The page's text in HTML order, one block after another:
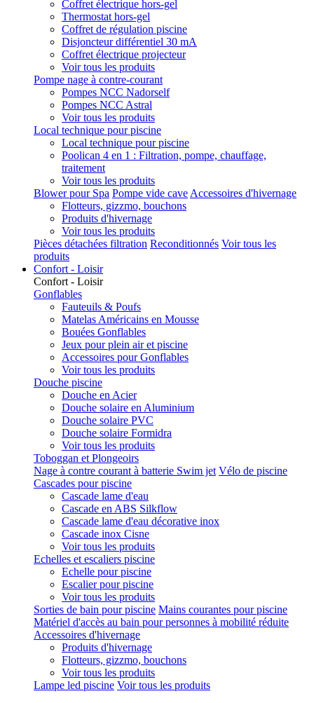
Coffret électrique hors-gel
Thermostat hors-gel
Coffret de régulation piscine
Disjoncteur différentiel 30 mA
Coffret électrique projecteur
Voir tous les produits
Pompe nage à contre-courant
Pompes NCC Nadorself
Pompes NCC Astral
Voir tous les produits
Local technique pour piscine
Local technique pour piscine
Poolican 4 en 1 : Filtration, pompe, chauffage,
traitement
Voir tous les produits
Blower pour Spa Pompe vide cave Accessoires d'hivernage
Flotteurs, gizzmo, bouchons
Produits d'hivernage
Voir tous les produits
Pièces détachées filtration Reconditionnés Voir tous les
produits
Confort - Loisir
Confort - Loisir
Gonflables
Fauteuils & Poufs
Matelas Américains en Mousse
Bouées Gonflables
Jeux pour plein air et piscine
Accessoires pour Gonflables
Voir tous les produits
Douche piscine
Douche en Acier
Douche solaire en Aluminium
Douche solaire PVC
Douche solaire Formidra
Voir tous les produits
Toboggan et Plongeoirs
Nage à contre courant à batterie Swim jet Vélo de piscine
Cascades pour piscine
Cascade lame d'eau
Cascade en ABS Silkflow
Cascade lame d'eau décorative inox
Cascade inox Cisne
Voir tous les produits
Echelles et escaliers piscine
Echelle pour piscine
Escalier pour piscine
Voir tous les produits
Sorties de bain pour piscine Mains courantes pour piscine
Matériel d'accès au bain pour personnes à mobilité réduite
Accessoires d'hivernage
Produits d'hivernage
Flotteurs, gizzmo, bouchons
Voir tous les produits
Lampe led piscine Voir tous les produits